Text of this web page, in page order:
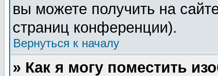
вы можете получить на
страниц конференции).
Вернуться к началу
» Как я могу поместить